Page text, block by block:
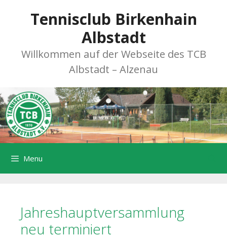
Tennisclub Birkenhain
Albstadt
Willkommen auf der Webseite des TCB
Albstadt – Alzenau
Menu
Jahreshauptversammlung
neu terminiert